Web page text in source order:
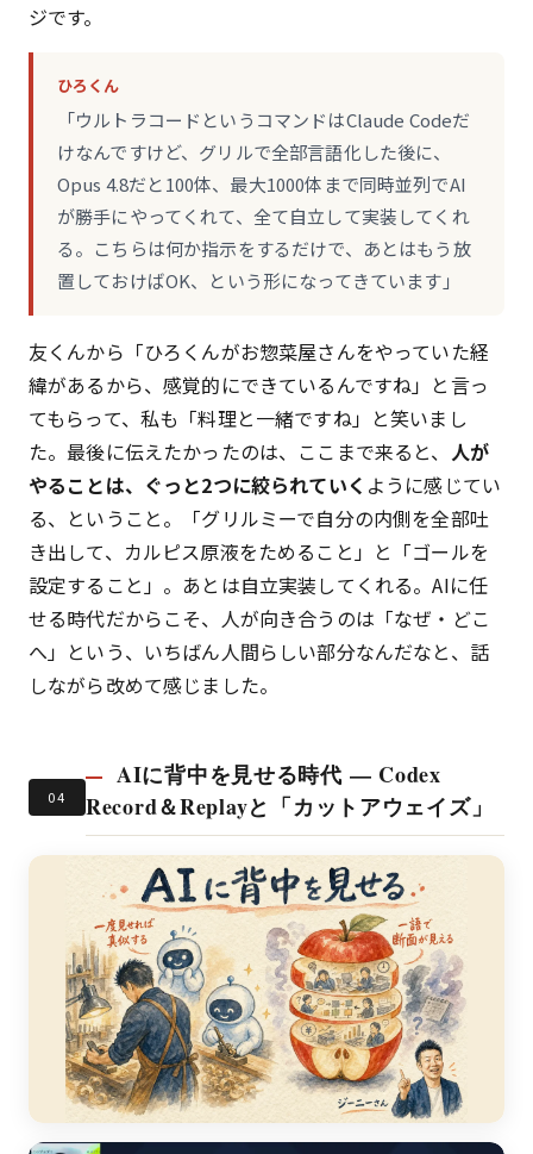
ジです。
ひろくん
「ウルトラコードというコマンドはClaude Codeだ
けなんですけど、グリルで全部言語化した後に、
Opus 4.8だと100体、最大1000体まで同時並列でAI
が勝手にやってくれて、全て自立して実装してくれ
る。こちらは何か指示をするだけで、あとはもう放
置しておけばOK、という形になってきています」
友くんから「ひろくんがお惣菜屋さんをやっていた経
緯があるから、感覚的にできているんですね」と言っ
てもらって、私も「料理と一緒ですね」と笑いまし
た。最後に伝えたかったのは、ここまで来ると、 人が
やることは、ぐっと2つに絞られていく ように感じてい
る、ということ。「グリルミーで自分の内側を全部吐
き出して、カルピス原液をためること」と「ゴールを
設定すること」。あとは自立実装してくれる。AIに任
せる時代だからこそ、人が向き合うのは「なぜ・どこ
へ」という、いちばん人間らしい部分なんだなと、話
しながら改めて感じました。
04
AIに背中を見せる時代 — Codex
Record＆Replayと「カットアウェイズ」